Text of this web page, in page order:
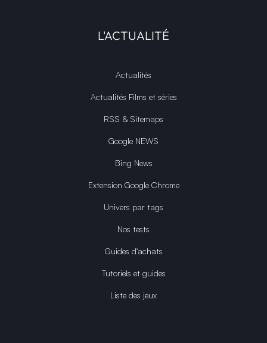
L'ACTUALITÉ
Actualités
Actualités Films et séries
RSS & Sitemaps
Google NEWS
Bing News
Extension Google Chrome
Univers par tags
Nos tests
Guides d'achats
Tutoriels et guides
Liste des jeux